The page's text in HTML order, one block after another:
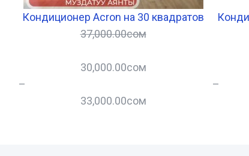
Кондиционер Acron на 30 квадратов
37,000.00сом
30,000.00сом
–
33,000.00сом
–